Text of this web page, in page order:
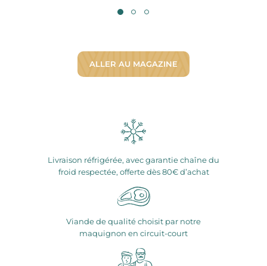
ALLER AU MAGAZINE
Livraison réfrigérée, avec garantie chaîne du
froid respectée, offerte dès 80€ d’achat
Viande de qualité choisit par notre
maquignon en circuit-court